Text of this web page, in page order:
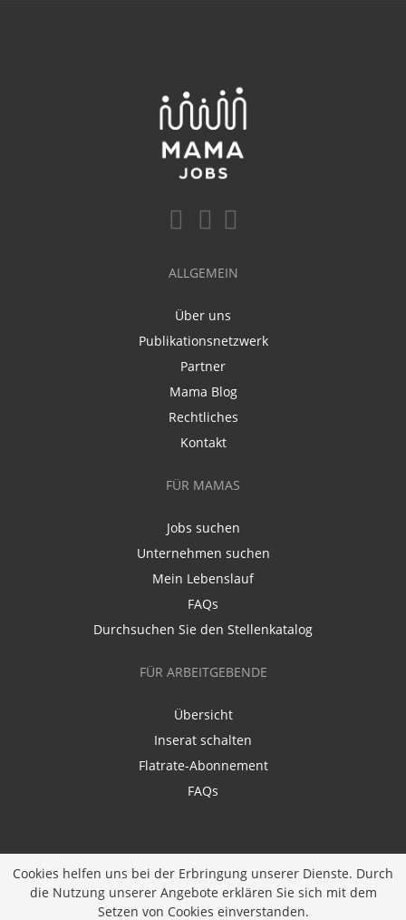
ALLGEMEIN
Über uns
Publikationsnetzwerk
Partner
Mama Blog
Rechtliches
Kontakt
FÜR MAMAS
Jobs suchen
Unternehmen suchen
Mein Lebenslauf
FAQs
Durchsuchen Sie den Stellenkatalog
FÜR ARBEITGEBENDE
Übersicht
Inserat schalten
Flatrate-Abonnement
FAQs
Ein Unternehmen derDiversity Job Group GmbH
Cookies helfen uns bei der Erbringung unserer Dienste. Durch
die Nutzung unserer Angebote erklären Sie sich mit dem
Setzen von Cookies einverstanden.